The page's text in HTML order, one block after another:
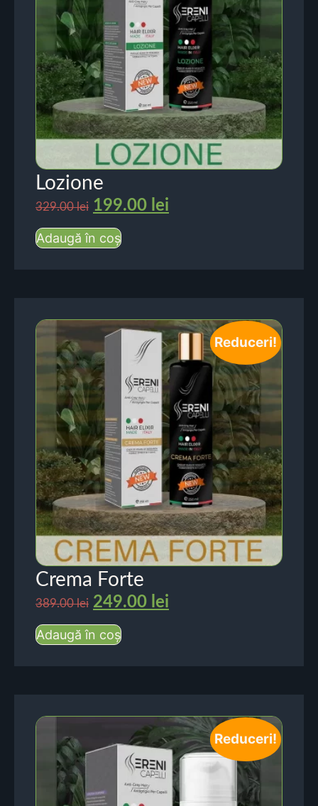
Lozione
329.00lei 199.00 lei
Adaugă în coș
Reduceri!
Crema Forte
389.00lei 249.00 lei
Adaugă în coș
Reduceri!